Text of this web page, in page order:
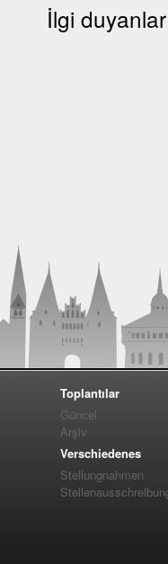
İlgi
Toplantılar
Güncel
Arşiv
Verschiedenes
Stellungnahmen